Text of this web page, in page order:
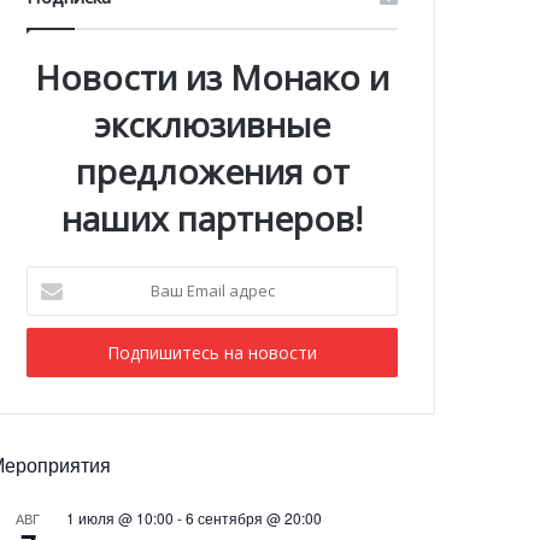
Новости из Монако и
эксклюзивные
предложения от
наших партнеров!
Email
адрес
АВГ 1 июля @ 10:00 -6 сентября @ 20:00